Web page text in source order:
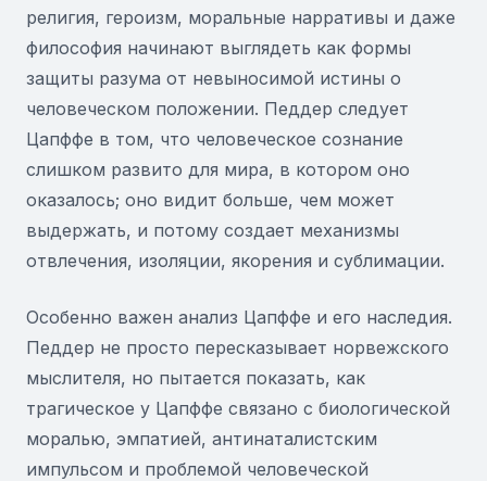
религия, героизм, моральные нарративы и даже
философия начинают выглядеть как формы
защиты разума от невыносимой истины о
человеческом положении. Педдер следует
Цапффе в том, что человеческое сознание
слишком развито для мира, в котором оно
оказалось; оно видит больше, чем может
выдержать, и потому создает механизмы
отвлечения, изоляции, якорения и сублимации.
Особенно важен анализ Цапффе и его наследия.
Педдер не просто пересказывает норвежского
мыслителя, но пытается показать, как
трагическое у Цапффе связано с биологической
моралью, эмпатией, антинаталистским
импульсом и проблемой человеческой